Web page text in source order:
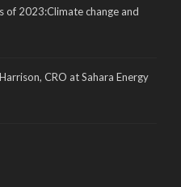
of 2023:Climate change and
CRO at Sahara Energy